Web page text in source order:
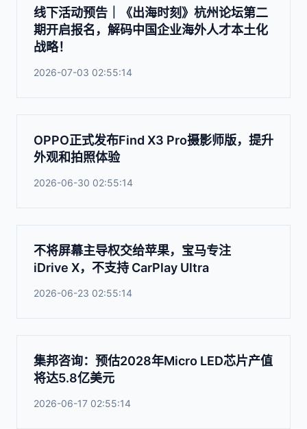
线下活动预告｜《出海时刻》杭州论坛第二
期开启报名，解码中国企业海外人才本土化
战略！
2026-07-03 02:55:14
OPPO正式发布Find X3 Pro摄影师版，提升
外观和拍照体验
2026-06-30 02:55:14
不将屏幕主导权交给苹果，宝马专注
iDrive X，不支持 CarPlay Ultra
2026-06-23 02:55:14
集邦咨询：预估2028年Micro LED芯片产值
将达5.8亿美元
2026-06-17 02:55:14